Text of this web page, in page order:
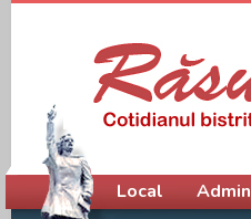
Meniu principal
Local